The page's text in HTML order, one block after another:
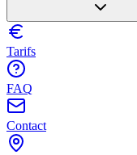
Tarifs
FAQ
Contact